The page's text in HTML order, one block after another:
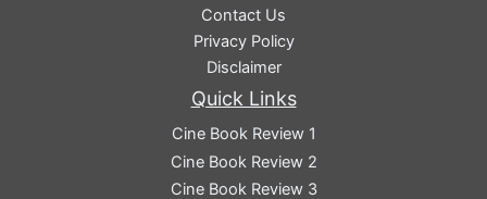
Contact Us
Privacy Policy
Disclaimer
Quick Links
Cine Book Review 1
Cine Book Review 2
Cine Book Review 3